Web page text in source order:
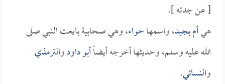
[ عن جدته ].
هيأم بجيد، واسمهاحواء، وهي صحابية بايعت النبي صلى
الله عليه وسلم، وحديثها أخرجه أيضاًأبو داودوالترمذي
والنسائي.